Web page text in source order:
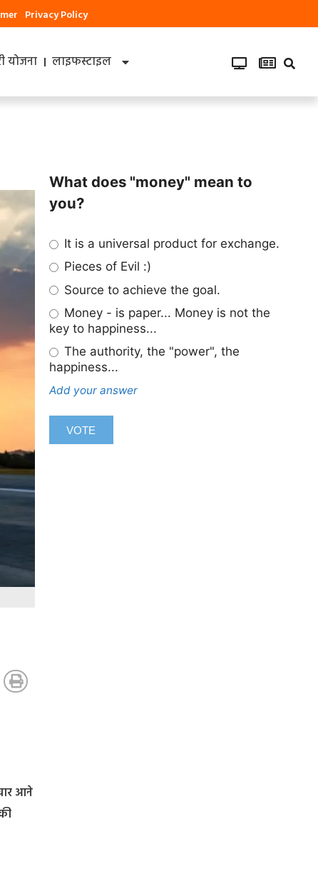
Privacy Policy
योजना लाइफस्टाइल
आने
What does "money" mean to
you?
It is a universal product for exchange.
Pieces of Evil :)
Source to achieve the goal.
Money - is paper... Money is not the
key to happiness...
The authority, the "power", the
happiness...
Add your answer